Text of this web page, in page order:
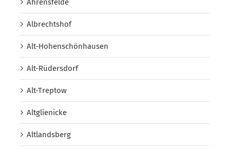
Ahrensfelde
Albrechtshof
Alt-Hohenschönhausen
Alt-Rüdersdorf
Alt-Treptow
Altglienicke
Altlandsberg